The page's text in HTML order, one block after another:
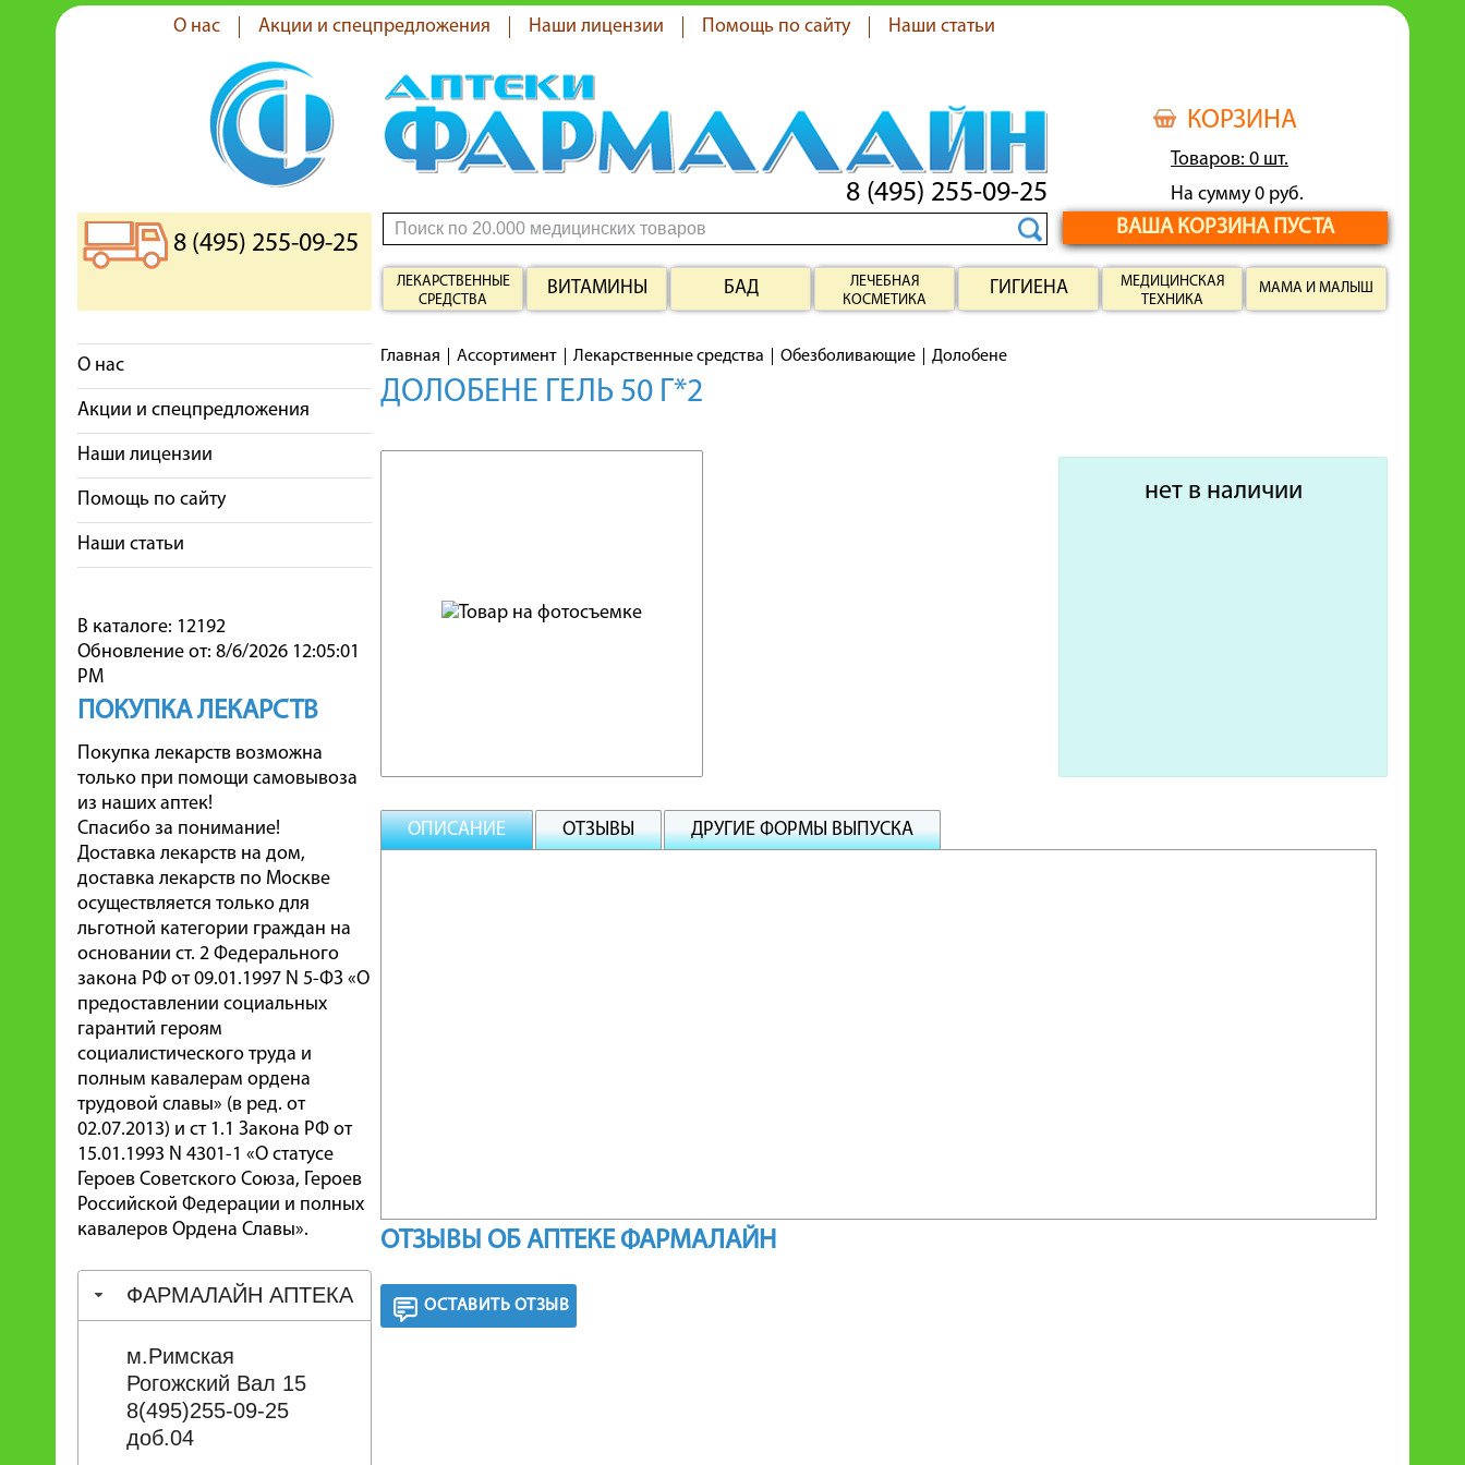
О нас Акции и спецпредложения Наши лицензии Помощь по сайту Наши статьи
КОРЗИНА
Товаров: 0 шт.
На сумму 0 руб.
ВАША КОРЗИНА ПУСТА
8 (495) 255-09-25
8 (495) 255-09-25
ЛЕКАРСТВЕННЫЕ
СРЕДСТВА
ВИТАМИНЫ БАД
ЛЕЧЕБНАЯ
КОСМЕТИКА
ГИГИЕНА
МЕДИЦИНСКАЯ
ТЕХНИКА
МАМА И МАЛЫШ
О нас
Акции и спецпредложения
Наши лицензии
Помощь по сайту
Наши статьи
В каталоге: 12192
Обновление от: 8/6/2026 12:05:01
PM
ПОКУПКА ЛЕКАРСТВ
Покупка лекарств возможна
только при помощи самовывоза
из наших аптек!
Спасибо за понимание!
Доставка лекарств на дом,
доставка лекарств по Москве
осуществляется только для
льготной категории граждан на
основании ст. 2 Федерального
закона РФ от 09.01.1997 N 5-ФЗ «О
предоставлении социальных
гарантий героям
социалистического труда и
полным кавалерам ордена
трудовой славы» (в ред. от
02.07.2013) и ст 1.1 Закона РФ от
15.01.1993 N 4301-1 «О статусе
Героев Советского Союза, Героев
Российской Федерации и полных
кавалеров Ордена Славы».
ФАРМАЛАЙН АПТЕКА
м.Римская
Рогожский Вал 15
8(495)255-09-25
доб.04
Главная Ассортимент Лекарственные средства Обезболивающие Долобене
ДОЛОБЕНЕ ГЕЛЬ 50 Г*2
нет в наличии
ОПИСАНИЕ ОТЗЫВЫ ДРУГИЕ ФОРМЫ ВЫПУСКА
ОТЗЫВЫ ОБ АПТЕКЕ ФАРМАЛАЙН
ОСТАВИТЬ ОТЗЫВ